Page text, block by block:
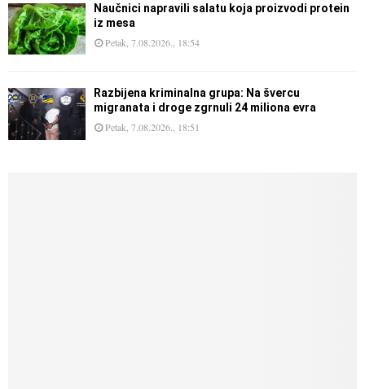
Naučnici napravili salatu koja proizvodi protein
iz mesa
Petak, 7.08.2026., 18:54
Razbijena kriminalna grupa: Na švercu
migranata i droge zgrnuli 24 miliona evra
Petak, 7.08.2026., 18:51